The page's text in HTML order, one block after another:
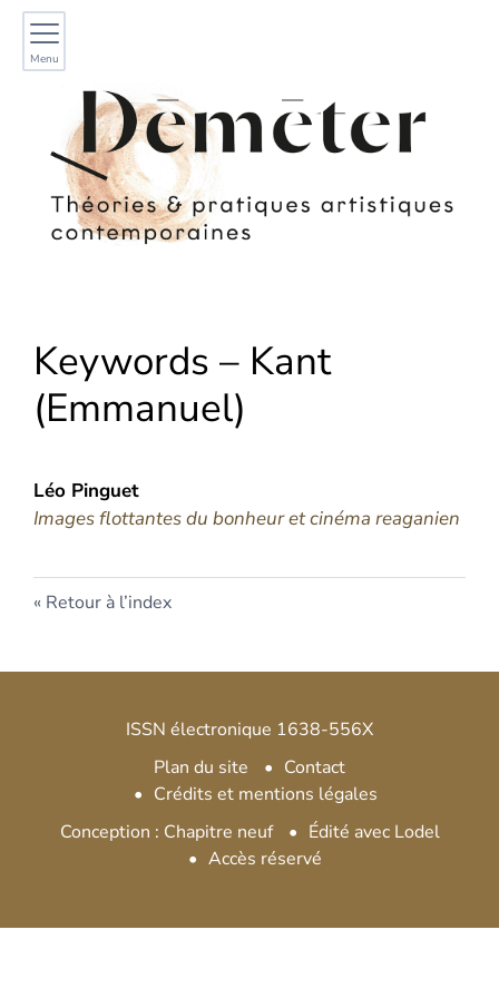
Menu
Keywords – Kant
(Emmanuel)
Léo Pinguet
Images flottantes du bonheur et cinéma reaganien
Retour à l’index
ISSN électronique 1638-556X
Plan du site
Contact
Crédits et mentions légales
Conception : Chapitre neuf
Édité avec Lodel
Accès réservé